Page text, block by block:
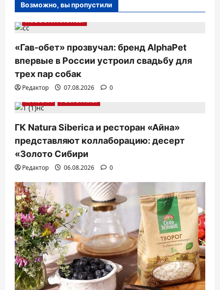
Возможно, вы пропустили
НОВОСТИ АНОНСЫ
«Гав-обет» прозвучал: бренд AlphaPet
впервые в России устроил свадьбу для
трех пар собак
Редактор 07.08.2026
0
КРАСОТА
РЕСТОРАНЫ
ГК Natura Siberica и ресторан «Айна»
представляют коллаборацию: десерт
«Золото Сибири
Редактор 06.08.2026 0